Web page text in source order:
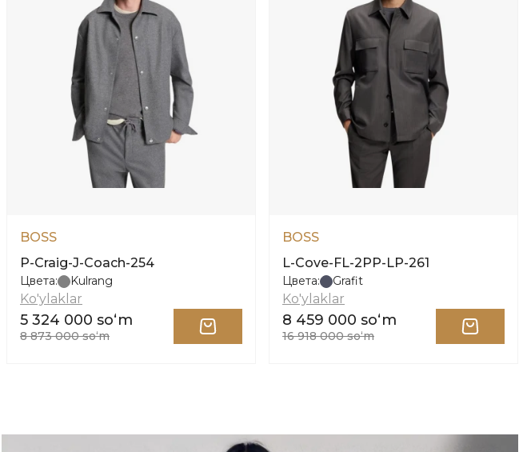
BOSS
P-Craig-J-Coach-254
Цвета: Kulrang
Ko'ylaklar
5 324 000 soʻm
8 873 000 soʻm
BOSS
L-Cove-FL-2PP-LP-261
Цвета: Grafit
Ko'ylaklar
8 459 000 soʻm
16 918 000 soʻm